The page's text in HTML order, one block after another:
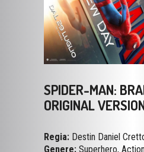
SPIDER-MAN:
Regia:Destin Daniel
Durata:140'
Cast:Tom Holland, Sadie